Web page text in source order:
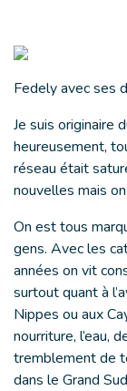
Fedely avec ses
Je suis originaire
heureusement,
réseau était
nouvelles mais
On est tous
gens. Avec les
années on vit
surtout quant à
Nippes ou aux
nourriture, l’eau,
tremblement de
dans le Grand